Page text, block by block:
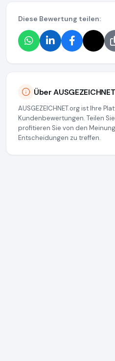
Diese Bewertung teilen:
Über
AUSGEZEICHNET.org ist Ihre
Kundenbewertungen. Teilen
profitieren Sie von den
Entscheidungen zu treffen.